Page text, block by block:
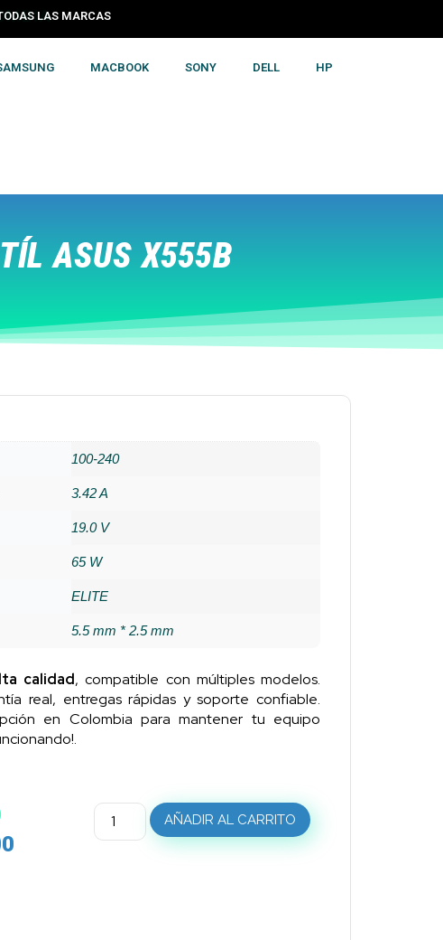
TODAS LAS MARCAS
MACBOOK SONY DELL HP
ASUS X555B
100-240
3.42 A
19.0 V
65 W
ELITE
5.5 mm * 2.5 mm
calidad, compatible con múltiples modelos.
real, entregas rápidas y soporte confiable.
en Colombia para mantener tu equipo
AÑADIR AL CARRITO